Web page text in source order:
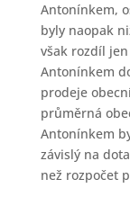
Antonínkem,
byly naopak
však rozdíl
Antonínkem
prodeje
průměrná
Antonínkem
závislý na
než rozpočet